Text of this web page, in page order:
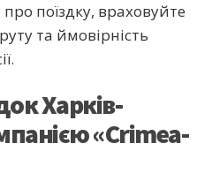
поїздку, враховуйте
та ймовірність
Харків-
«Crimea-